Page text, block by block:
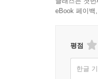
eBook 페이백
평점
한글